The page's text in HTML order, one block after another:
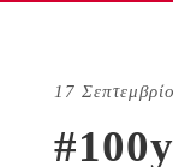
17